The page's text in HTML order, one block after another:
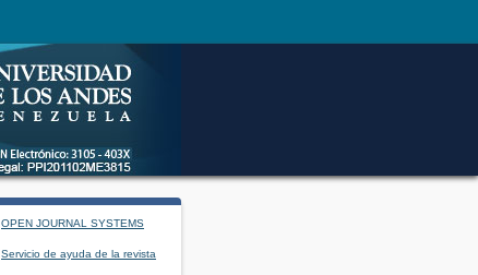
OPEN JOURNAL SYSTEMS
Servicio de ayuda de la revista